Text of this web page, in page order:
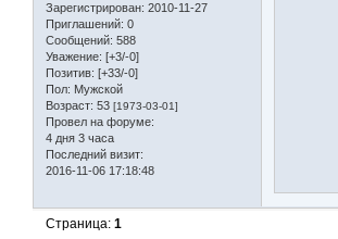
Зарегистрирован: 2010-11-27
Приглашений: 0
Сообщений: 588
Уважение: [+3/-0]
Позитив: [+33/-0]
Пол: Мужской
Возраст: 53 [1973-03-01]
Провел на форуме:
4 дня 3 часа
Последний визит:
2016-11-06 17:18:48
Страница:1